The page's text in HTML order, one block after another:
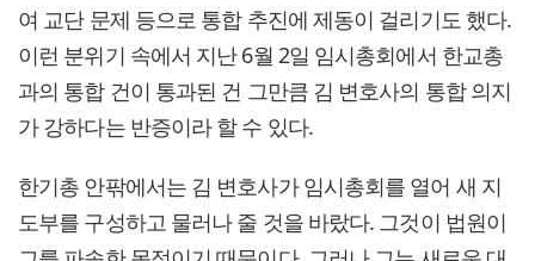
여 교단 문제 등으로 통합 추진에 제동이 걸리기도 했다.
이런 분위기 속에서 지난 6월 2일 임시총회에서 한교총
과의 통합 건이 통과된 건 그만큼 김 변호사의 통합 의지
가 강하다는 반증이라 할 수 있다.
한기총 안팎에서는 김 변호사가 임시총회를 열어 새 지
도부를 구성하고 물러나 줄 것을 바랐다. 그것이 법원이